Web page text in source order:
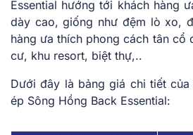
Essential hướng tới khách hàng
dày cao, giống như đệm lò xo,
hàng ưa thích phong cách tân cổ
cư, khu resort, biệt thự,..
Dưới đây là bảng giá chi tiết của
ép Sông Hồng Back Essential: